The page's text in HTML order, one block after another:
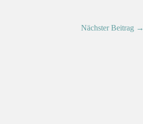
Nächster Beitrag →